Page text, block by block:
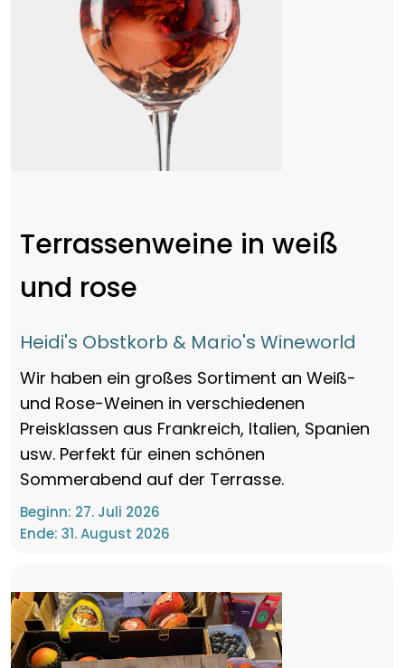
Terrassenweine in weiß
und rose
Heidi's Obstkorb & Mario's Wineworld
Wir haben ein großes Sortiment an Weiß-
und Rose-Weinen in verschiedenen
Preisklassen aus Frankreich, Italien, Spanien
usw. Perfekt für einen schönen
Sommerabend auf der Terrasse.
Beginn: 27. Juli 2026
Ende: 31. August 2026